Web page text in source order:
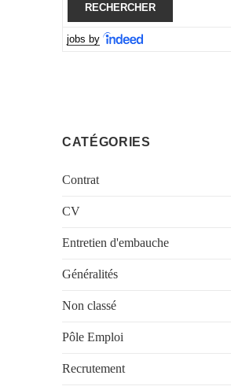
jobs by
CATÉGORIES
Contrat
CV
Entretien d'embauche
Généralités
Non classé
Pôle Emploi
Recrutement